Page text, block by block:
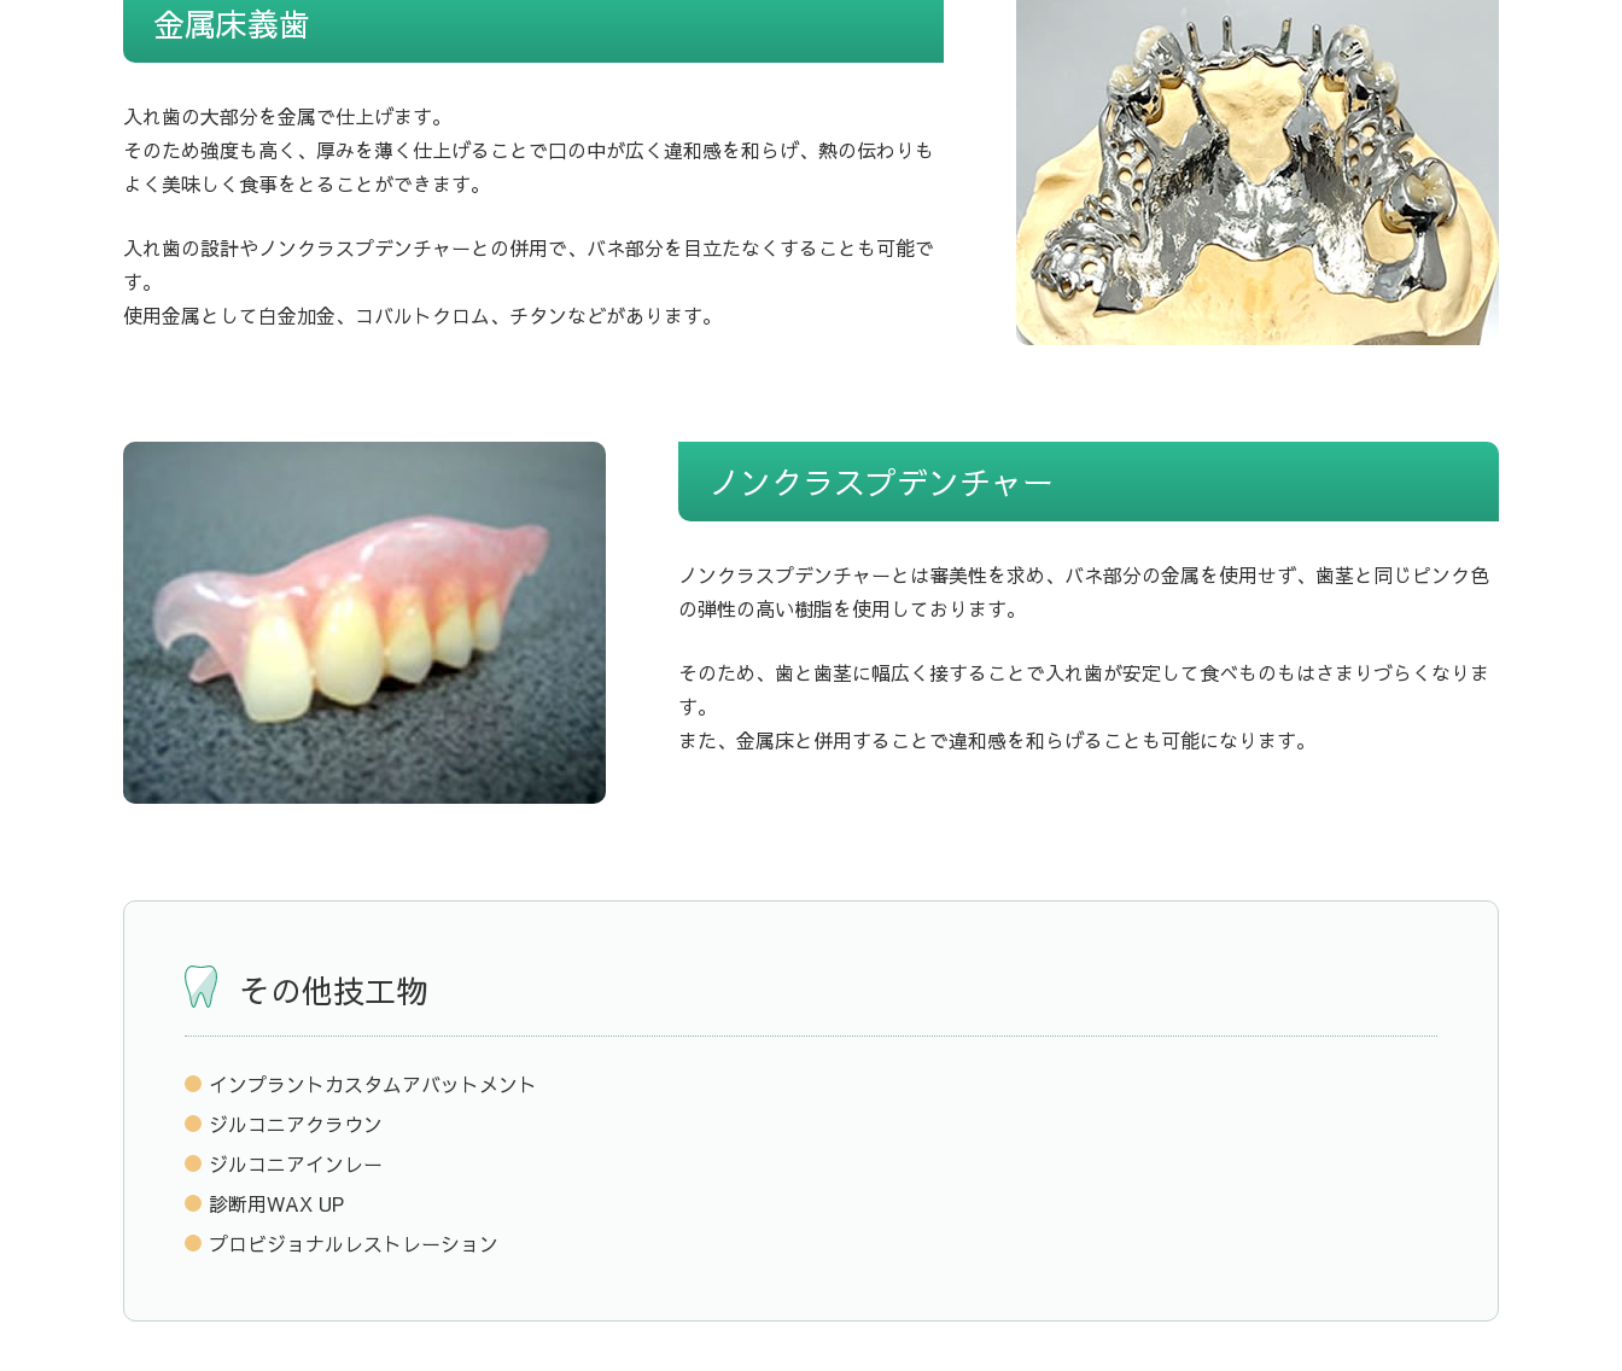
金属床義歯
入れ歯の大部分を金属で仕上げます。
そのため強度も高く、厚みを薄く仕上げることで口の中が広く違和感を和らげ、熱の伝わりも
よく美味しく食事をとることができます。
入れ歯の設計やノンクラスプデンチャーとの併用で、バネ部分を目立たなくすることも可能で
す。
使用金属として白金加金、コバルトクロム、チタンなどがあります。
ノンクラスプデンチャー
ノンクラスプデンチャーとは審美性を求め、バネ部分の金属を使用せず、歯茎と同じピンク色
の弾性の高い樹脂を使用しております。
そのため、歯と歯茎に幅広く接することで入れ歯が安定して食べものもはさまりづらくなりま
す。
また、金属床と併用することで違和感を和らげることも可能になります。
その他技工物
インプラントカスタムアバットメント
ジルコニアクラウン
ジルコニアインレー
診断用WAX UP
プロビジョナルレストレーション